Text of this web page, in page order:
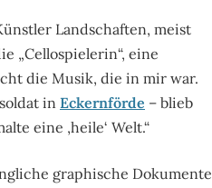
Landschaften, meist
„Cellospielerin“, eine
die Musik, die in mir war.
in Eckernförde – blieb
eine ‚heile‘ Welt.“
graphische Dokumente